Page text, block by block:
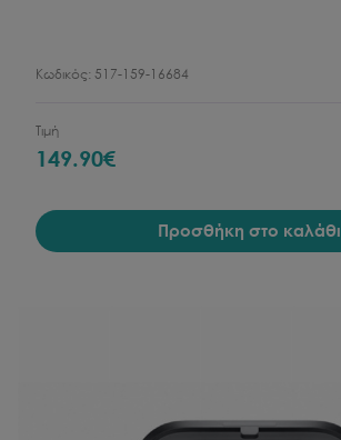
Κωδικός: 517-159-16684
Τιμή
149.90€
Προσθήκη στο καλάθι